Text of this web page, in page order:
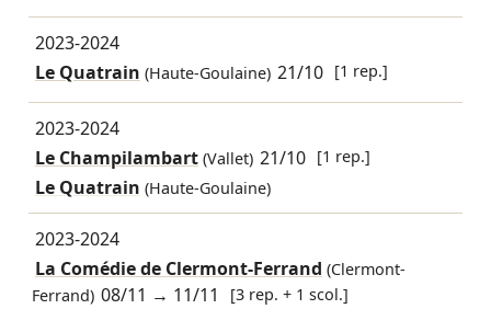
2023-2024
Le Quatrain (Haute-Goulaine) 21/10 [1 rep.]
2023-2024
Le Champilambart(Vallet) 21/10 [1 rep.]
Le Quatrain (Haute-Goulaine)
2023-2024
La Comédie de Clermont-Ferrand (Clermont-
Ferrand) 08/11 → 11/11
[3 rep. + 1 scol.]